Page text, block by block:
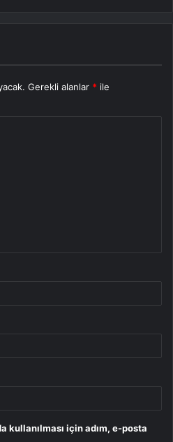
Gerekli alanlar * ile
kullanılması için adım, e-posta